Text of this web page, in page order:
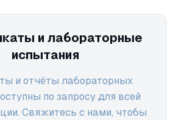
и лабораторные
испытания
и отчёты лабораторных
по запросу для всей
Свяжитесь с нами, чтобы